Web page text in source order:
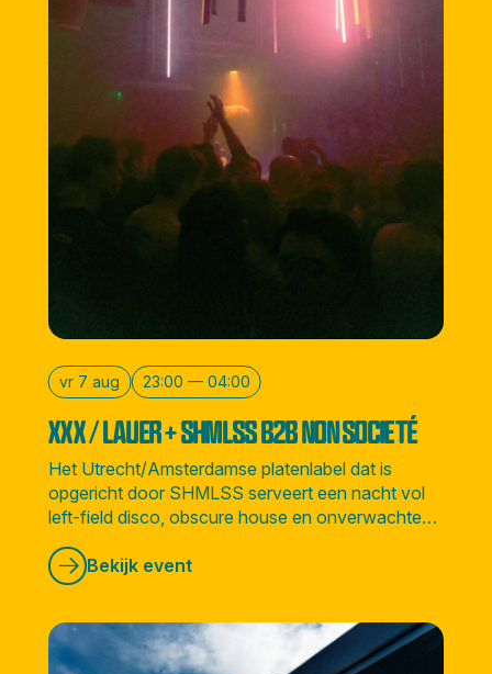
vr 7 aug 23:00 — 04:00
XXX / LAUER + SHMLSS B2B NON SOCIETÉ
Het Utrecht/Amsterdamse platenlabel dat is
opgericht door SHMLSS serveert een nacht vol
left-field disco, obscure house en onverwachte
Bekijk event